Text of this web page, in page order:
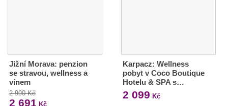
Jižní Morava: penzion
se stravou, wellness a
vínem
2 990 Kč
2 691 Kč
Karpacz: Wellness
pobyt v Coco Boutique
Hotelu & SPA s…
2 099 Kč